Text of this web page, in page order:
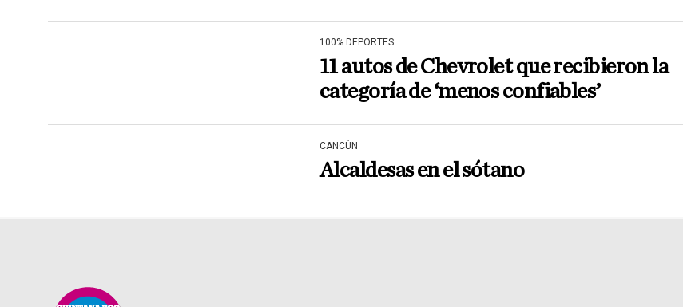
100% DEPORTES
11 autos de Chevrolet que recibieron la
categoría de ‘menos confiables’
CANCÚN
Alcaldesas en el sótano